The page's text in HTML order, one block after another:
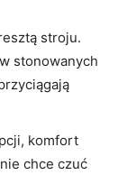
stroju.
stonowanych
komfort
chce czuć